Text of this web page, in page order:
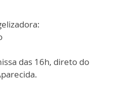
das 16h, direto do